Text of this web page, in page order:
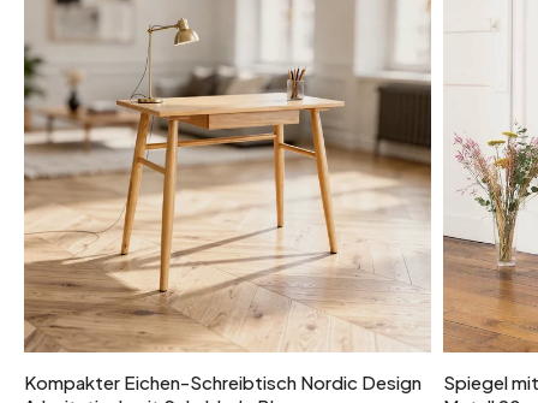
Kompakter Eichen-Schreibtisch Nordic Design
Spiegel